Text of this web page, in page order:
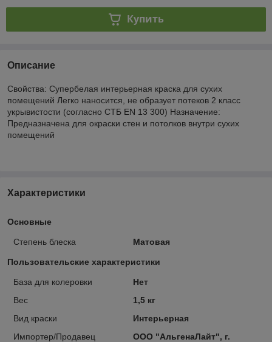
Купить
Описание
Свойства: Супербелая интерьерная краска для сухих
помещений Легко наносится, не образует потеков 2 класс
укрывистости (согласно СТБ EN 13 300) Назначение:
Предназначена для окраски стен и потолков внутри сухих
помещений
Характеристики
Основные
Степень блеска Матовая
Пользовательские характеристики
База для колеровки
Нет
Вес
1,5 кг
Вид краски
Интерьерная
Импортер/Продавец
ООО "АльгенаЛайт", г.